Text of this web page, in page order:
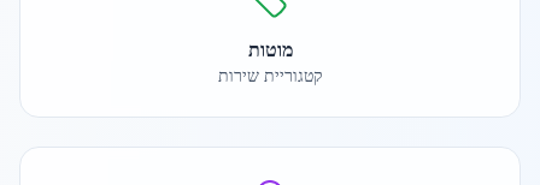
מוטות
קטגוריית שירות